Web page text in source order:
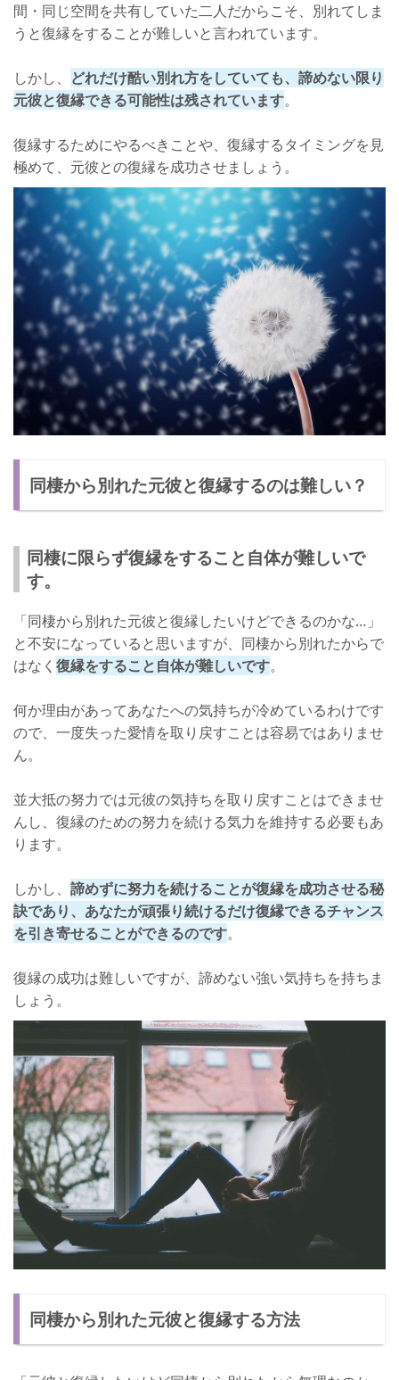
間・同じ空間を共有していた二人だからこそ、別れてしま
うと復縁をすることが難しいと言われています。
しかし、 どれだけ酷い別れ方をしていても、諦めない限り
元彼と復縁できる可能性は残されています。
復縁するためにやるべきことや、復縁するタイミングを見
極めて、元彼との復縁を成功させましょう。
同棲から別れた元彼と復縁するのは難しい？
同棲に限らず復縁をすること自体が難しいで
す。
「同棲から別れた元彼と復縁したいけどできるのかな…」
と不安になっていると思いますが、同棲から別れたからで
はなく 復縁をすること自体が難しいです。
何か理由があってあなたへの気持ちが冷めているわけです
ので、一度失った愛情を取り戻すことは容易ではありませ
ん。
並大抵の努力では元彼の気持ちを取り戻すことはできませ
んし、復縁のための努力を続ける気力を維持する必要もあ
ります。
しかし、 諦めずに努力を続けることが復縁を成功させる秘
訣であり、あなたが頑張り続けるだけ復縁できるチャンス
を引き寄せることができるのです。
復縁の成功は難しいですが、諦めない強い気持ちを持ちま
しょう。
同棲から別れた元彼と復縁する方法